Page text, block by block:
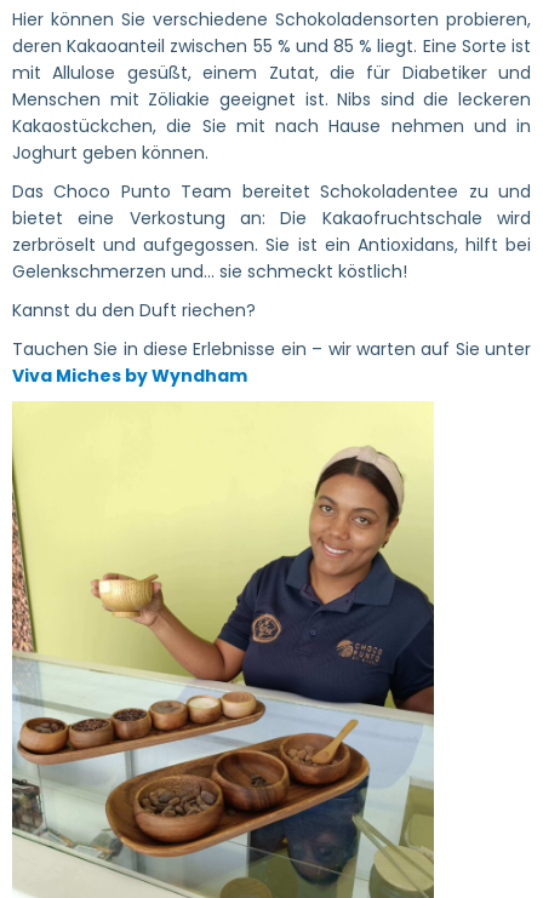
Hier können Sie verschiedene Schokoladensorten probieren,
deren Kakaoanteil zwischen 55 % und 85 % liegt. Eine Sorte ist
mit Allulose gesüßt, einem Zutat, die für Diabetiker und
Menschen mit Zöliakie geeignet ist. Nibs sind die leckeren
Kakaostückchen, die Sie mit nach Hause nehmen und in
Joghurt geben können.
Das Choco Punto Team bereitet Schokoladentee zu und
bietet eine Verkostung an: Die Kakaofruchtschale wird
zerbröselt und aufgegossen. Sie ist ein Antioxidans, hilft bei
Gelenkschmerzen und... sie schmeckt köstlich!
Kannst du den Duft riechen?
Tauchen Sie in diese Erlebnisse ein – wir warten auf Sie unter
Viva Miches by Wyndham